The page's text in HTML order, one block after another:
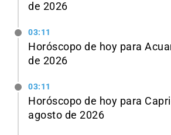
de 2026
03:11
Horóscopo de hoy para
de 2026
03:11
Horóscopo de hoy para
agosto de 2026